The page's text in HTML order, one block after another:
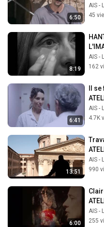
6:50
AIS -
45
8:19
AIS -
162
6:41
Il
AIS -
4.7K
13:51
AIS -
990
6:00
AIS -
255